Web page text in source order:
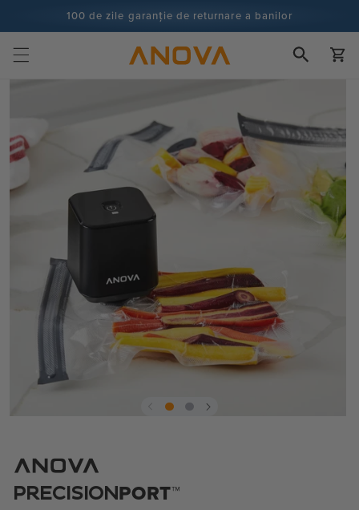
conținut100 de zile garanție de returnare a banilor
100+ milioane de bucătari și numărătoarea continuă
Cart
modul
PRECISIONPORT™